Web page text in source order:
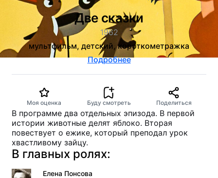
Две сказки
1962
мультфильм, детский, короткометражка
Подробнее
Моя оценка Буду смотреть Поделиться
В программе два отдельных эпизода. В первой
истории животные делят яблоко. Вторая
повествует о ежике, который преподал урок
хвастливому зайцу.
В главных ролях:
Елена Понсова